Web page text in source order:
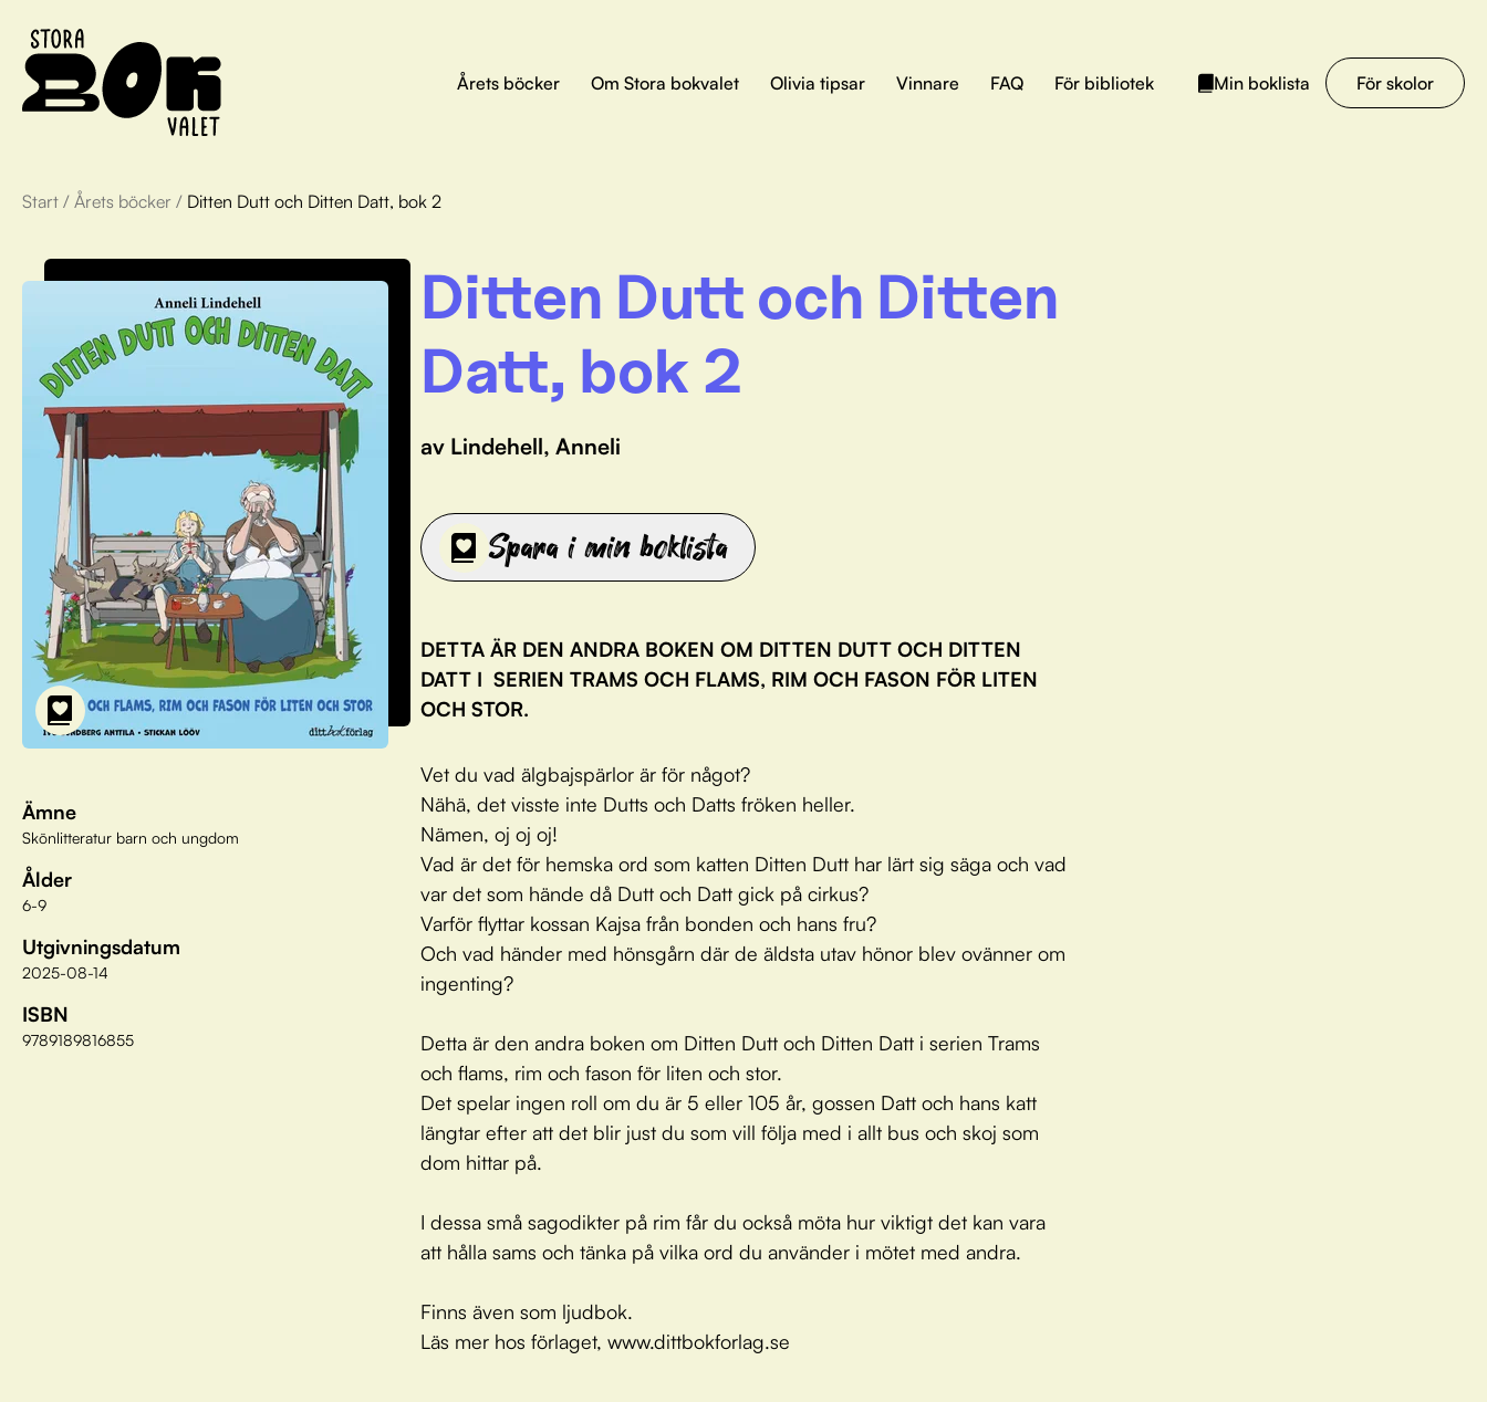
Årets böcker Om Stora bokvalet Olivia tipsar Vinnare FAQ För bibliotek Min boklista För skolor
Start / Årets böcker / Ditten Dutt och Ditten Datt, bok 2
Ämne
Skönlitteratur barn och ungdom
Ålder
6-9
Utgivningsdatum
2025-08-14
ISBN
9789189816855
Ditten Dutt och Ditten
Datt, bok 2
av Lindehell, Anneli
Spara i min boklista
DETTA ÄR DEN ANDRA BOKEN OM DITTEN DUTT OCH DITTEN
DATT I SERIEN TRAMS OCH FLAMS, RIM OCH FASON FÖR LITEN
OCH STOR.
Vet du vad älgbajspärlor är för något?
Nähä, det visste inte Dutts och Datts fröken heller.
Nämen, oj oj oj!
Vad är det för hemska ord som katten Ditten Dutt har lärt sig säga och vad
var det som hände då Dutt och Datt gick på cirkus?
Varför flyttar kossan Kajsa från bonden och hans fru?
Och vad händer med hönsgårn där de äldsta utav hönor blev ovänner om
ingenting?
Detta är den andra boken om Ditten Dutt och Ditten Datt i serien Trams
och flams, rim och fason för liten och stor.
Det spelar ingen roll om du är 5 eller 105 år, gossen Datt och hans katt
längtar efter att det blir just du som vill följa med i allt bus och skoj som
dom hittar på.
I dessa små sagodikter på rim får du också möta hur viktigt det kan vara
att hålla sams och tänka på vilka ord du använder i mötet med andra.
Finns även som ljudbok.
Läs mer hos förlaget, www.dittbokforlag.se